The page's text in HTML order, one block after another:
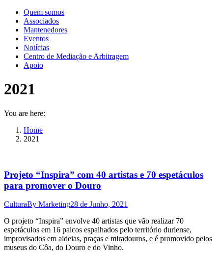
Quem somos
Associados
Mantenedores
Eventos
Notícias
Centro de Mediação e Arbitragem
Apoio
2021
You are here:
Home
2021
Projeto “Inspira” com 40 artistas e 70 espetáculos
para promover o Douro
CulturaBy Marketing28 de Junho, 2021
O projeto “Inspira” envolve 40 artistas que vão realizar 70
espetáculos em 16 palcos espalhados pelo território duriense,
improvisados em aldeias, praças e miradouros, e é promovido pelos
museus do Côa, do Douro e do Vinho.